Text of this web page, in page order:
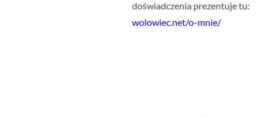
doświadczenia prezentuje tu:
wolowiec.net/o-mnie/